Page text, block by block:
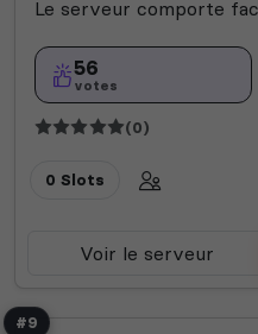
Le serveur comporte
56
votes
(0)
0 Slots
Voir le serveur
#9